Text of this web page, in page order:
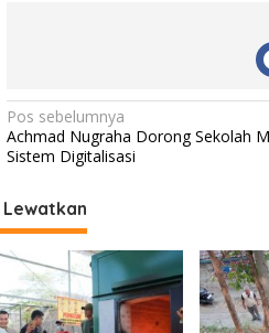
N
a
i
g
a
s
Pos sebelumnya
Achmad Nugraha Dorong Sekolah
Sistem Digitalisasi